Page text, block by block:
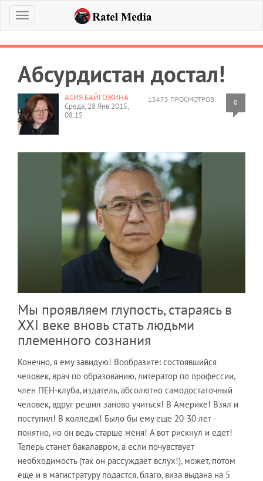
Меню
Абсурдистан достал!
13475 ПРОСМОТРОВ 0
АСИЯ БАЙГОЖИНА
Среда, 28 Янв 2015,
08:15
Мы проявляем глупость, стараясь в
XXI веке вновь стать людьми
племенного сознания
Конечно, я ему завидую! Вообразите: состоявшийся
человек, врач по образованию, литератор по профессии,
член ПЕН-клуба, издатель, абсолютно самодостаточный
человек, вдруг решил заново учиться! В Америке! Взял и
поступил! В колледж! Было бы ему еще 20-30 лет -
понятно, но он ведь старше меня! А вот рискнул и едет!
Теперь станет бакалавром, а если почувствует
необходимость (так он рассуждает вслух!), может, потом
еще и в магистратуру подастся, благо, виза выдана на 5